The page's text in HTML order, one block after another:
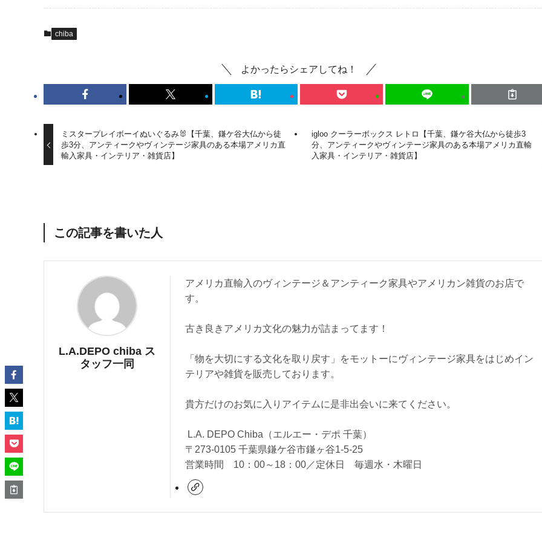
chiba
よかったらシェアしてね！
ミスタープレイボーイぬいぐるみ🐰【千葉、鎌ケ谷大仏から徒
歩3分、アンティークやヴィンテージ家具のある本場アメリカ直
輸入家具・インテリア・雑貨店】
igloo クーラーボックス レトロ【千葉、鎌ケ谷大仏から徒歩3
分、アンティークやヴィンテージ家具のある本場アメリカ直輸
入家具・インテリア・雑貨店】
この記事を書いた人
L.A.DEPO chiba ス
タッフ一同
アメリカ直輸入のヴィンテージ＆アンティーク家具やアメリカン雑貨のお店で
す。
古き良きアメリカ文化の魅力が詰まってます！
「物を大切にする文化を取り戻す」をモットーにヴィンテージ家具をはじめイン
テリアや雑貨を販売しております。
貴方だけのお気に入りアイテムに是非出会いに来てください。
L.A. DEPO Chiba（エルエー・デポ 千葉）
〒273-0105 千葉県鎌ケ谷市鎌ヶ谷1-5-25
営業時間 10：00～18：00／定休日 毎週水・木曜日